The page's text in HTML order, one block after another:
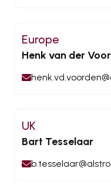
Europe
Henk van der
UK
Bart Tesselaar